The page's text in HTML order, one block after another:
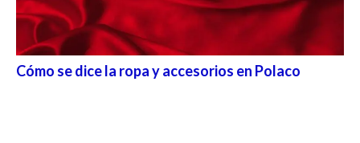
Cómo se dice la ropa y accesorios en Polaco